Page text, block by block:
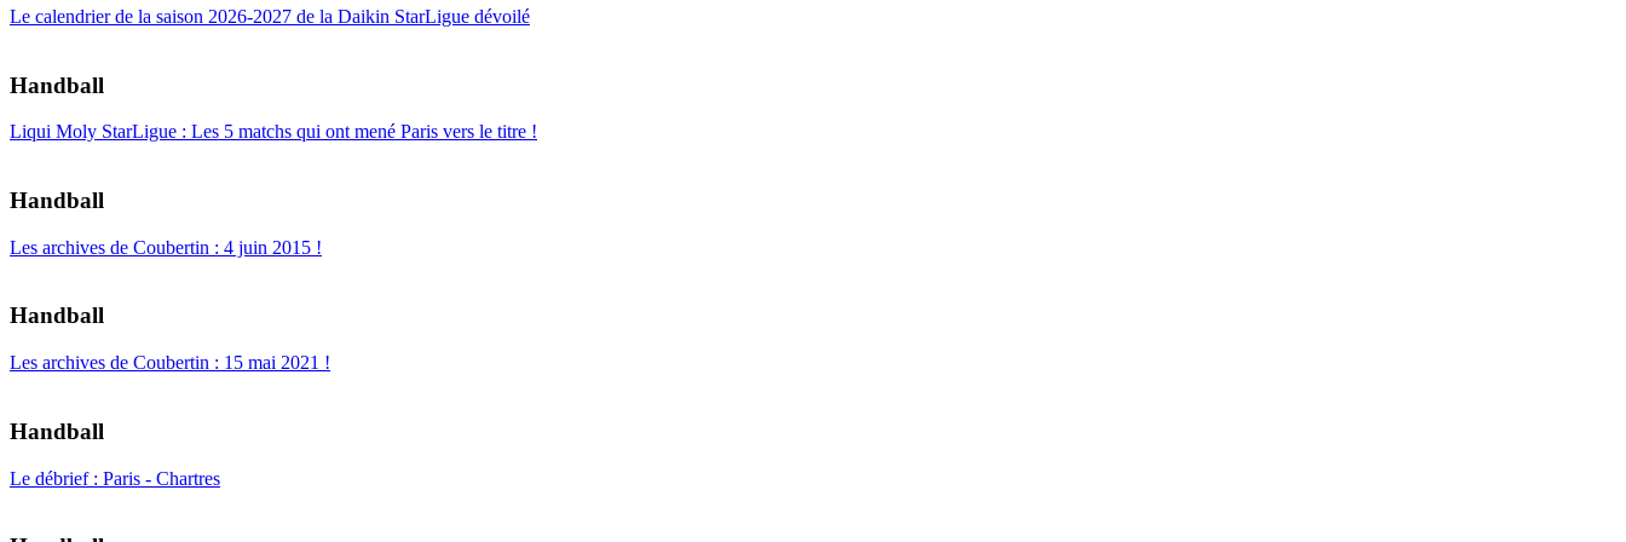
Le calendrier de la saison 2026-2027 de la Daikin StarLigue dévoilé
Handball
Liqui Moly StarLigue : Les 5 matchs qui ont mené Paris vers le titre !
Handball
Les archives de Coubertin : 4 juin 2015 !
Handball
Les archives de Coubertin : 15 mai 2021 !
Handball
Le débrief : Paris - Chartres